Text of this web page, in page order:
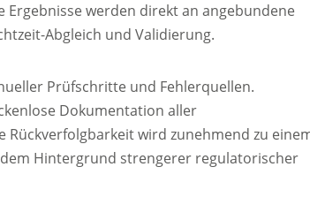
werden direkt an angebundene
Abgleich und Validierung.
Prüfschritte und Fehlerquellen.
Dokumentation aller
wird zunehmend zu
Hintergrund strengerer regulatorischer